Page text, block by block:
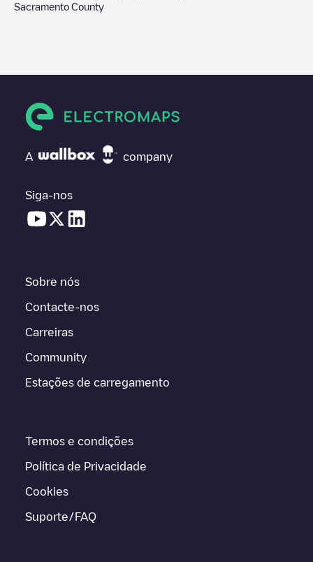
Sacramento County
A company
Siga-nos
Sobre nós
Contacte-nos
Carreiras
Community
Estações de carregamento
Termos e condições
Política de Privacidade
Cookies
Suporte/FAQ